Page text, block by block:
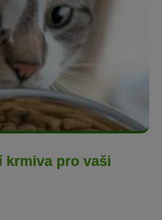
krmiva pro vaši